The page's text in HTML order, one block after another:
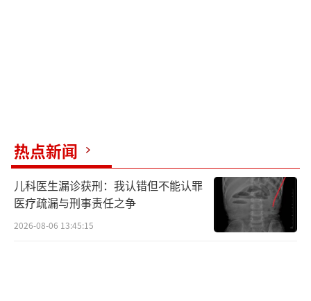
热点新闻
儿科医生漏诊获刑：我认错但不能认罪
医疗疏漏与刑事责任之争
2026-08-06 13:45:15